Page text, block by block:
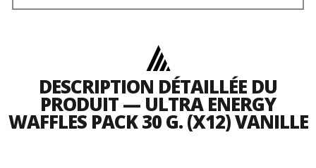
DESCRIPTION DÉTAILLÉE DU
PRODUIT — ULTRA ENERGY
WAFFLES PACK 30 G. (X12) VANILLE